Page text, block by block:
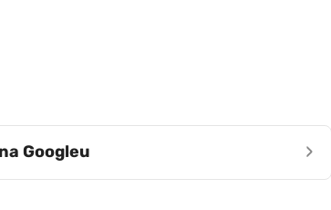
Googleu ›